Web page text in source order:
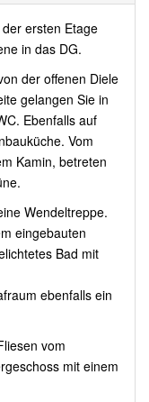
ersten Etage
in das DG.
der offenen Diele
gelangen Sie in
Ebenfalls auf
Vom
Kamin, betreten
Wendeltreppe.
eingebauten
Bad mit
ebenfalls ein
vom
mit einem